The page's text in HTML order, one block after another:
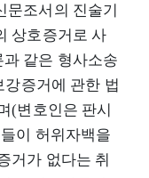
문조서의 진술기
상호증거로 사
같은 형사소송
강증거에 관한 법
(변호인은 판시
이 허위자백을
거가 없다는 취